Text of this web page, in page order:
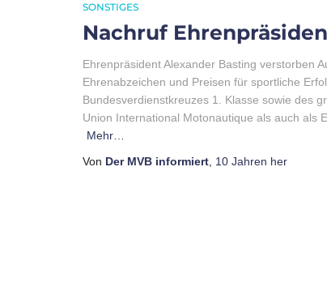
SONSTIGES
Nachruf
Ehrenpräsident Alexander Basting verstorben
Ehrenabzeichen und Preisen für sportliche
Bundesverdienstkreuzes 1. Klasse sowie des
Union International Motonautique als auch als
Mehr…
Von Der MVB informiert 10 Jahren her